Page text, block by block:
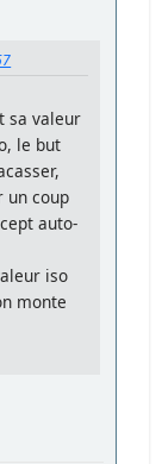
sa valeur
le but
un coup
auto-
iso
monte